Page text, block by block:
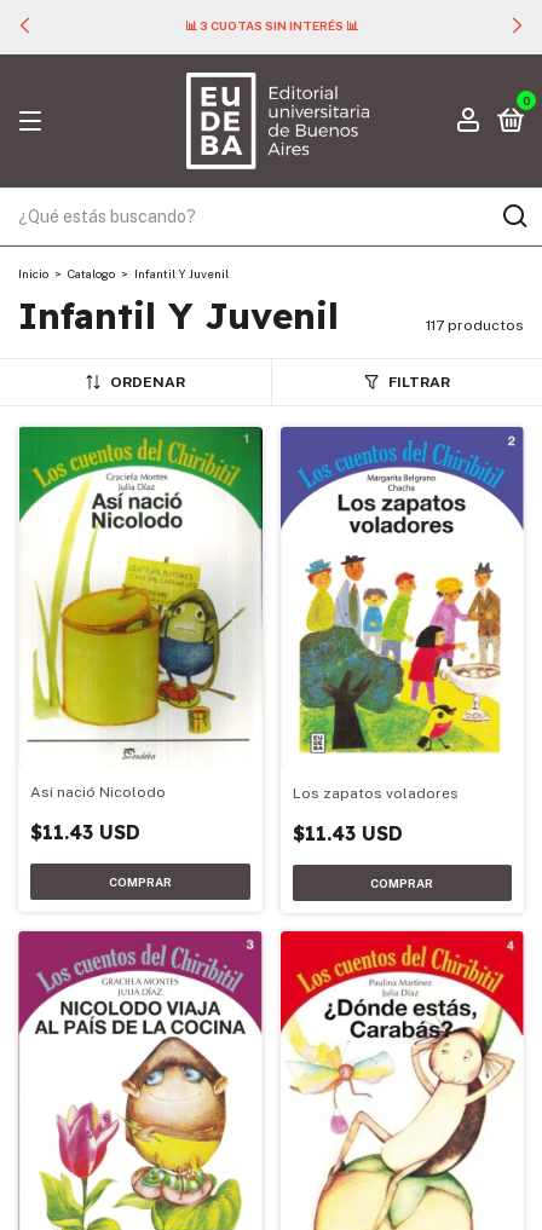
📊 3 CUOTAS SIN INTERÉS 📊
0
Inicio > Catalogo > Infantil Y Juvenil
Infantil Y Juvenil 117 productos
ORDENAR FILTRAR
Así nació Nicolodo
$11.43 USD
Los zapatos voladores
$11.43 USD